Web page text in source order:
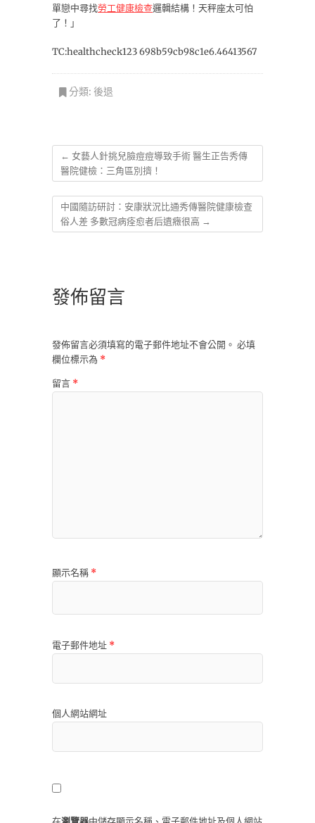
單戀中尋找勞工健康檢查邏輯結構！天秤座太可怕
了！」
TC:healthcheck123 698b59cb98c1e6.46413567
分類: 後退
← 女藝人針挑兒臉痘痘導致手術 醫生正告秀傳
醫院健檢：三角區別擠！
中國隨訪研討：安康狀況比通秀傳醫院健康檢查
俗人差 多數冠病痊愈者后遺癥很高 →
發佈留言
發佈留言必須填寫的電子郵件地址不會公開。 必填
欄位標示為 *
留言 *
顯示名稱 *
電子郵件地址 *
個人網站網址